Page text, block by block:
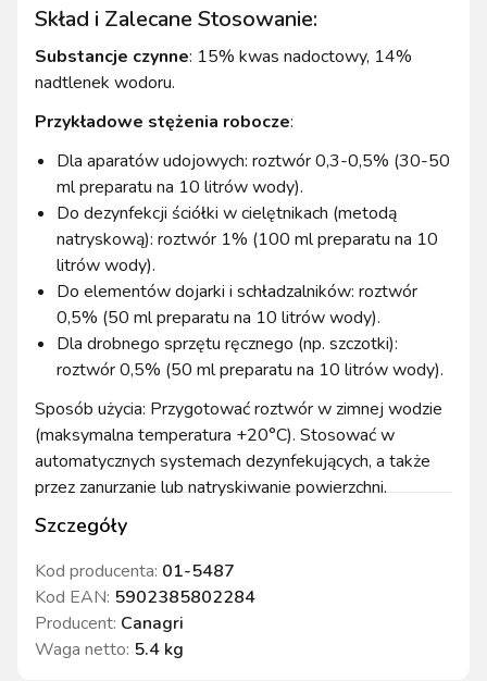
Szczegóły
Kod producenta: 01-5487
Kod EAN: 5902385802284
Producent: Canagri
Waga netto: 5.4 kg
Skład i Zalecane Stosowanie:
Substancje czynne: 15% kwas nadoctowy, 14%
nadtlenek wodoru.
Przykładowe stężenia robocze:
Dla aparatów udojowych: roztwór 0,3-0,5% (30-50
ml preparatu na 10 litrów wody).
Do dezynfekcji ściółki w cielętnikach (metodą
natryskową): roztwór 1% (100 ml preparatu na 10
litrów wody).
Do elementów dojarki i schładzalników: roztwór
0,5% (50 ml preparatu na 10 litrów wody).
Dla drobnego sprzętu ręcznego (np. szczotki):
roztwór 0,5% (50 ml preparatu na 10 litrów wody).
Sposób użycia: Przygotować roztwór w zimnej wodzie
(maksymalna temperatura +20°C). Stosować w
automatycznych systemach dezynfekujących, a także
przez zanurzanie lub natryskiwanie powierzchni.